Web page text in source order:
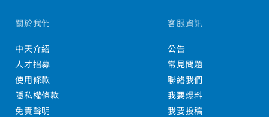
關於我們
中天介紹
人才招募
使用條款
隱私權條款
免責聲明
客服資訊
公告
常見問題
聯絡我們
我要爆料
我要投稿